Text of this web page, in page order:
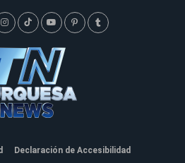
Declaración de Accesibilidad